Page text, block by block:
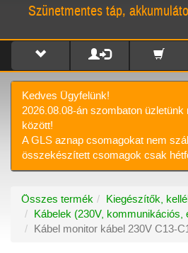
Szünetmentes táp,
Kedves Ügyfelünk!
2026.08.08-án szombaton
között!
A GLS aznap csomagokat nem
összekészített csomagok csak
Összes termék
Kiegészítők,
Kábelek (230V, kommunikációs,
Kábel monitor kábel 230V C13-